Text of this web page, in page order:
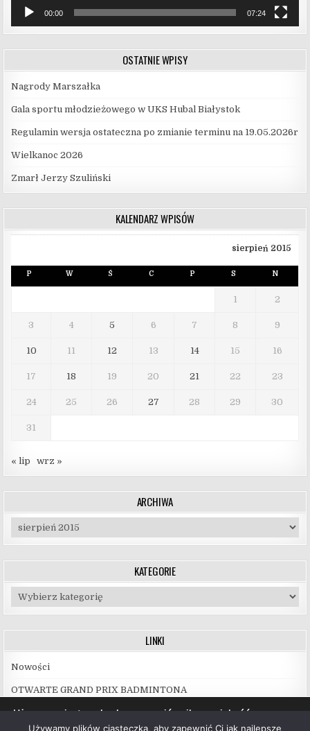
00:00 07:24
OSTATNIE WPISY
Nagrody Marszałka
Gala sportu młodzieżowego w UKS Hubal Białystok
Regulamin wersja ostateczna po zmianie terminu na 19.05.2026r
Wielkanoc 2026
Zmarł Jerzy Szuliński
KALENDARZ WPISÓW
sierpień 2015
P W Ś C P S N
1 2
3 4 5 6 7 8 9
10 11 12 13 14 15 16
17 18 19 20 21 22 23
24 25 26 27 28 29 30
31
« lip wrz »
ARCHIWA
Archiwa
KATEGORIE
Kategorie
LINKI
Nowości
OTWARTE GRAND PRIX BADMINTONA
Używamy ciasteczek, aby zapewnić najlepszą jakość
korzystania z naszej witryny.
Używamy plików ciasteczka, aby zapewnić Ci jak najlepsze